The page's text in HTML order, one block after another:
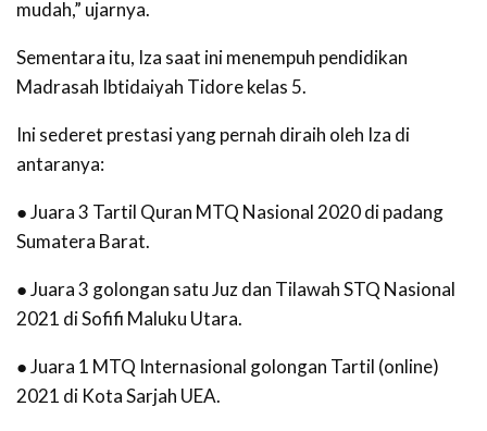
mudah,” ujarnya.
Sementara itu, Iza saat ini menempuh pendidikan
Madrasah Ibtidaiyah Tidore kelas 5.
Ini sederet prestasi yang pernah diraih oleh Iza di
antaranya:
● Juara 3 Tartil Quran MTQ Nasional 2020 di padang
Sumatera Barat.
● Juara 3 golongan satu Juz dan Tilawah STQ Nasional
2021 di Sofifi Maluku Utara.
● Juara 1 MTQ Internasional golongan Tartil (online)
2021 di Kota Sarjah UEA.